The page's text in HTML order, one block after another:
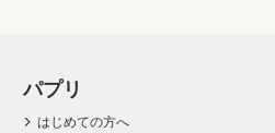
パプリ
はじめての方へ